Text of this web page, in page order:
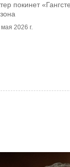
покинет
2026 г.